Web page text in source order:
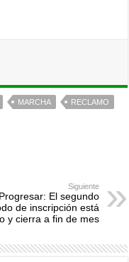
MARCHA RECLAMO
Siguiente
El segundo
de inscripción está
y cierra a fin de mes